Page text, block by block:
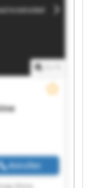
Padraig
Consultancy
Anrufen